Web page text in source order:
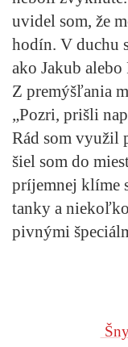
uvidel som, že
hodín. V duchu
ako Jakub
Z premýšľania
„Pozri, prišli
Rád som využil
šiel som do
príjemnej klíme
tanky a
pivnými